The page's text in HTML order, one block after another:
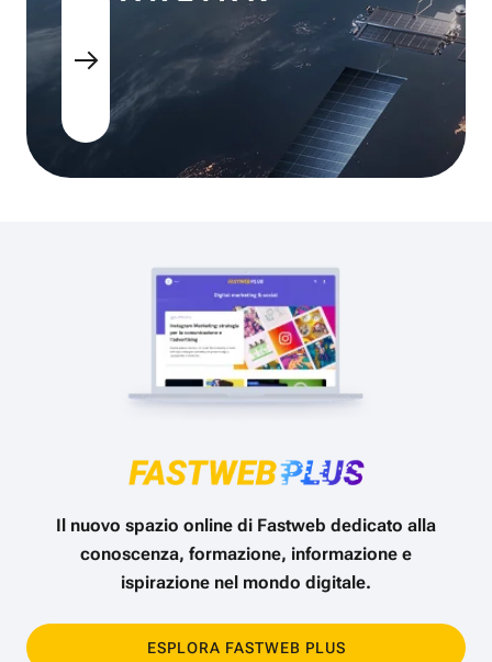
Il nuovo spazio online di Fastweb dedicato alla
conoscenza, formazione, informazione e
ispirazione nel mondo digitale.
ESPLORA FASTWEB PLUS